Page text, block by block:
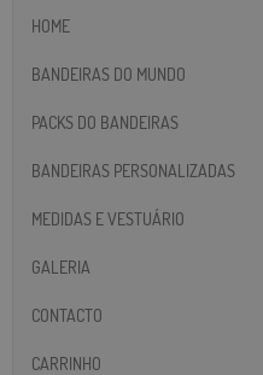
HOME
BANDEIRAS DO MUNDO
PACKS DO BANDEIRAS
BANDEIRAS PERSONALIZADAS
MEDIDAS E VESTUÁRIO
GALERIA
CONTACTO
CARRINHO